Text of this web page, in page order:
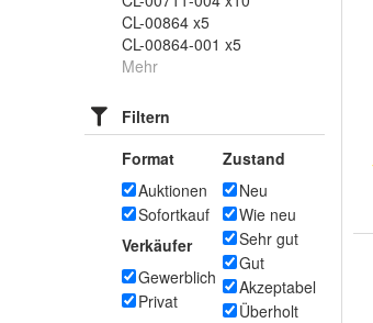
CL-00864 x5
CL-00864-001 x5
Mehr
Filtern
Format
Auktionen
Sofortkauf
Verkäufer
Gewerblich
Privat
Zustand
Neu
Wie neu
Sehr gut
Gut
Akzeptabel
Überholt